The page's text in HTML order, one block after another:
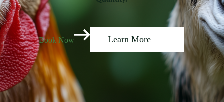
Book Now Learn More